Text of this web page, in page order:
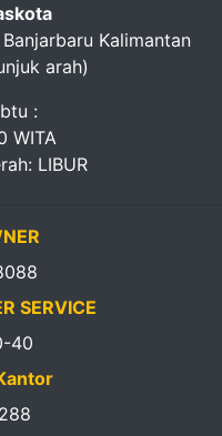
Kalimantan
arah)
:
WITA
LIBUR
SERVICE
40